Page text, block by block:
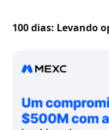
100 dias: Levando